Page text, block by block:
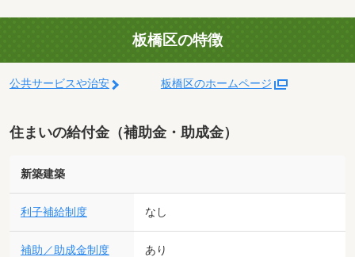
板橋区の特徴
公共サービスや治安 板橋区のホームページ
住まいの給付金（補助金・助成金）
新築建築
利子補給制度 なし
補助／助成金制度 あり